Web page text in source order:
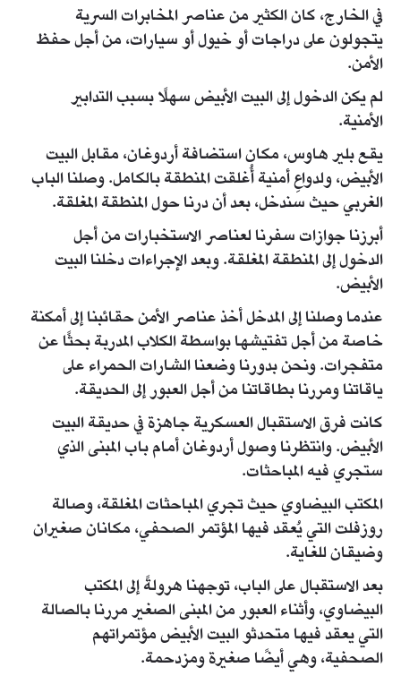
في الخارج، كان الكثير من عناصر المخابرات السرية
يتجولون على دراجات أو خيول أو سيارات، من أجل حفظ
الأمن.
لم يكن الدخول إلى البيت الأبيض سهلًا بسبب التدابير
الأمنية.
يقع بلير هاوس، مكان استضافة أردوغان، مقابل البيت
الأبيض، ولدواعِ أمنية أُغلقت المنطقة بالكامل. وصلنا الباب
الغربي حيث سندخل، بعد أن درنا حول المنطقة المغلقة.
أبرزنا جوازات سفرنا لعناصر الاستخبارات من أجل
الدخول إلى المنطقة المغلقة. وبعد الإجراءات دخلنا البيت
الأبيض.
عندما وصلنا إلى المدخل أخذ عناصر الأمن حقائبنا إلى أمكنة
خاصة من أجل تفتيشها بواسطة الكلاب المدربة بحثًا عن
متفجرات. ونحن بدورنا وضعنا الشارات الحمراء على
ياقاتنا ومررنا بطاقاتنا من أجل العبور إلى الحديقة.
كانت فرق الاستقبال العسكرية جاهزة في حديقة البيت
الأبيض. وانتظرنا وصول أردوغان أمام باب المبنى الذي
ستجري فيه المباحثات.
المكتب البيضاوي حيث تجري المباحثات المغلقة، وصالة
روزفلت التي يُعقد فيها المؤتمر الصحفي، مكانان صغيران
وضيقان للغاية.
بعد الاستقبال على الباب، توجهنا هرولةً إلى المكتب
البيضاوي، وأثناء العبور من المبنى الصغير مررنا بالصالة
التي يعقد فيها متحدثو البيت الأبيض مؤتمراتهم
الصحفية، وهي أيضًا صغيرة ومزدحمة.